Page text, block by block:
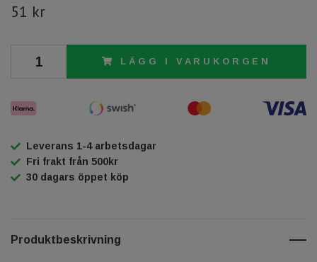
51 kr
LÄGG I VARUKORGEN
Leverans 1-4 arbetsdagar
Fri frakt från 500kr
30 dagars öppet köp
Produktbeskrivning